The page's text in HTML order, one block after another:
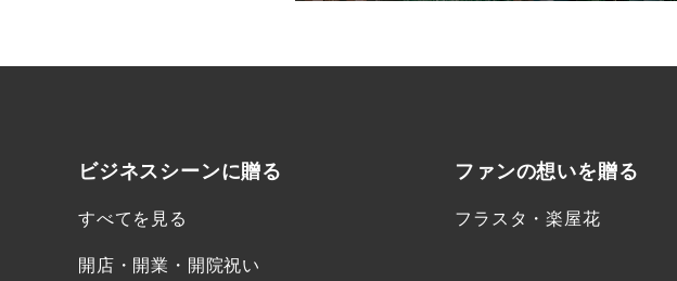
ビジネスシーンに贈る
すべてを見る
開店・開業・開院祝い
ファンの想いを贈る
フラスタ・楽屋花